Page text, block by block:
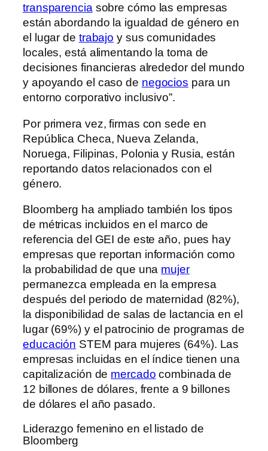
transparencia sobre cómo las empresas
están abordando la igualdad de género en
el lugar de trabajo y sus comunidades
locales, está alimentando la toma de
decisiones financieras alrededor del mundo
y apoyando el caso de negocios para un
entorno corporativo inclusivo”.
Por primera vez, firmas con sede en
República Checa, Nueva Zelanda,
Noruega, Filipinas, Polonia y Rusia, están
reportando datos relacionados con el
género.
Bloomberg ha ampliado también los tipos
de métricas incluidos en el marco de
referencia del GEI de este año, pues hay
empresas que reportan información como
la probabilidad de que una mujer
permanezca empleada en la empresa
después del periodo de maternidad (82%),
la disponibilidad de salas de lactancia en el
lugar (69%) y el patrocinio de programas de
educación STEM para mujeres (64%). Las
empresas incluidas en el índice tienen una
capitalización de mercado combinada de
12 billones de dólares, frente a 9 billones
de dólares el año pasado.
Liderazgo femenino en el listado de
Bloomberg